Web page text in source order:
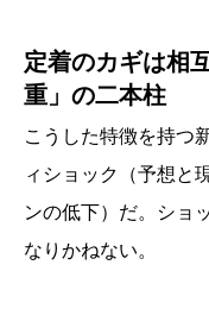
定着のカギは相
重」の二本柱
こうした特徴を持つ
ィショック（予想と
ンの低下）だ。ショ
なりかねない。